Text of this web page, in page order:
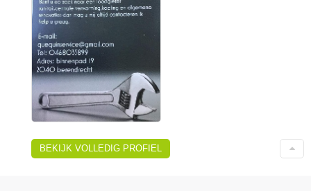
BEKIJK VOLLEDIG PROFIEL